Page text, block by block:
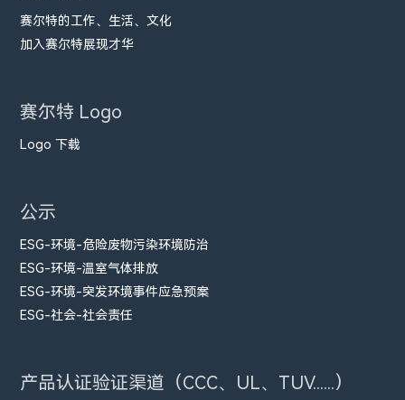
赛尔特的工作、生活、文化
加入赛尔特展现才华
赛尔特 Logo
Logo 下载
公示
ESG-环境-危险废物污染环境防治
ESG-环境-温室气体排放
ESG-环境-突发环境事件应急预案
ESG-社会-社会责任
产品认证验证渠道（CCC、UL、TUV......）